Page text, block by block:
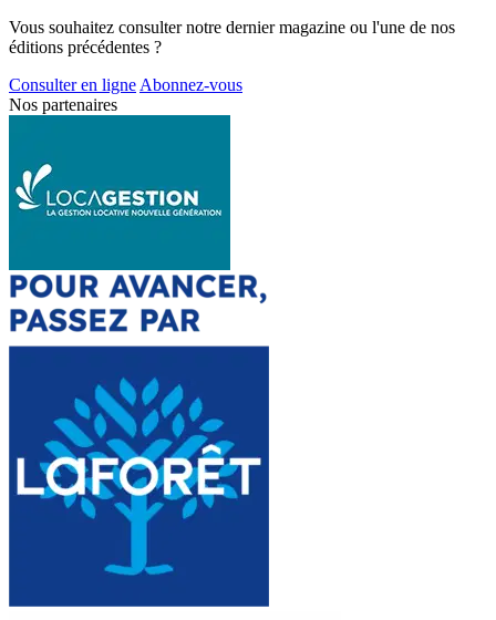
Vous souhaitez consulter notre dernier magazine ou l'une de nos
éditions précédentes ?
Consulter en ligne Abonnez-vous
Nos partenaires